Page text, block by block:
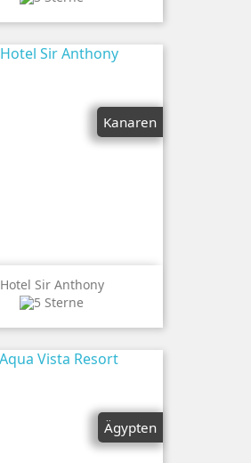
Kanaren
Hotel Sir Anthony
Ägypten